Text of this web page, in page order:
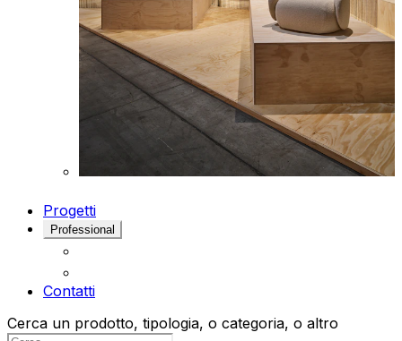
Progetti
Professional
Contatti
Cerca un prodotto, tipologia, o categoria, o altro